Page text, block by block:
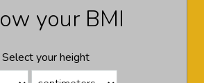
your BMI
Select your height